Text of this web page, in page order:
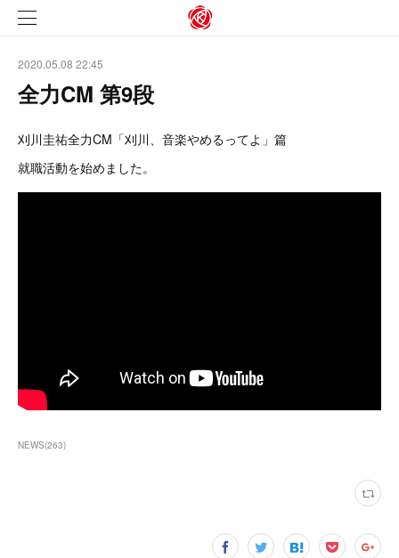
2020.05.08 22:45
全力CM 第9段
刈川圭祐全力CM「刈川、音楽やめるってよ」篇
就職活動を始めました。
NEWS(263)